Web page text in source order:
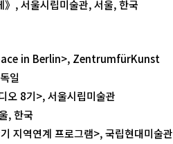
, 서울시립미술관, 서울, 한국
in Berlin>, ZentrumfürKunst
일
오 8기>, 서울시립미술관
, 한국
지역연계 프로그램>, 국립현대미술관